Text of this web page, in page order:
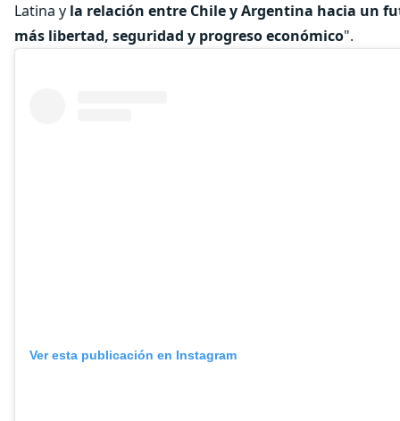
Latina y la relación entre Chile y Argentina hacia un
más libertad, seguridad y progreso económico".
Ver esta publicación en Instagram